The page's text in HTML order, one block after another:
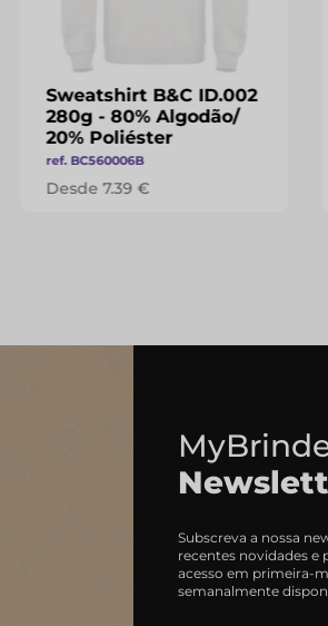
Sweatshirt B&C ID.002
280g - 80% Algodão/
20% Poliéster
ref. BC560006B
Desde 7.39 €
Subscreva a nossa
recentes novidades e
acesso em primeira-
semanalmente